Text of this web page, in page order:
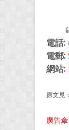
電話:
電郵:
網站:
原文見：
廣告傘